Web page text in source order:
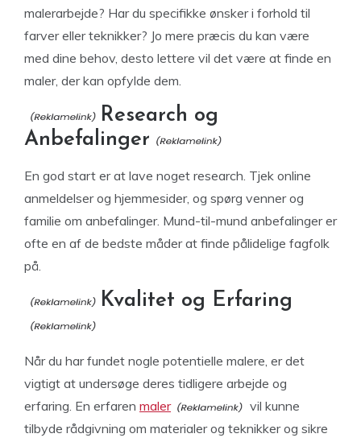
malerarbejde? Har du specifikke ønsker i forhold til
farver eller teknikker? Jo mere præcis du kan være
med dine behov, desto lettere vil det være at finde en
maler, der kan opfylde dem.
Research og
Anbefalinger
En god start er at lave noget research. Tjek online
anmeldelser og hjemmesider, og spørg venner og
familie om anbefalinger. Mund-til-mund anbefalinger er
ofte en af de bedste måder at finde pålidelige fagfolk
på.
Kvalitet og Erfaring
Når du har fundet nogle potentielle malere, er det
vigtigt at undersøge deres tidligere arbejde og
erfaring. En erfaren maler
vil kunne
tilbyde rådgivning om materialer og teknikker og sikre